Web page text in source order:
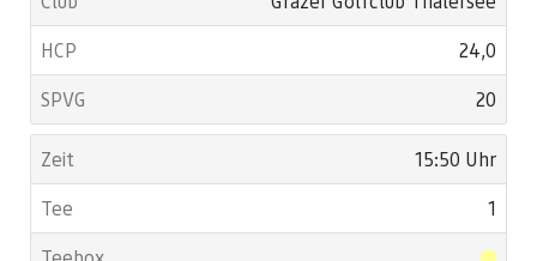
24,0
20
15:50 Uhr
1